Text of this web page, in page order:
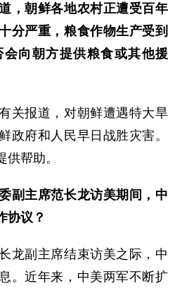
，朝鲜各地农村正遭受百年
分严重，粮食作物生产受到
向朝方提供粮食或其他援
报道，对朝鲜遭遇特大旱
政府和人民早日战胜灾害。
帮助。
副主席范长龙访美期间，中
协议？
副主席结束访美之际，中
。近年来，中美两军不断扩